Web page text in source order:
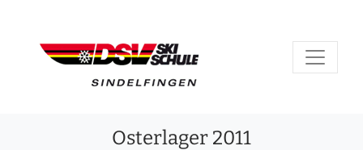
Osterlager 2011